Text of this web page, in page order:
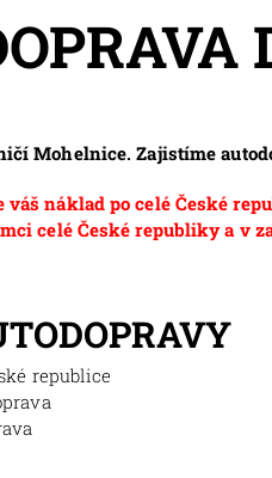
Mohelnice. Zajistíme
náklad po celé České
celé České republiky a v
republice